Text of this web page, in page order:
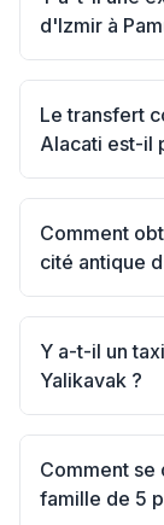
d'Izmir à
Le transfert
Alacati est-il
Comment
cité antique
Y a-t-il un
Yalikavak ?
Comment se
famille de 5